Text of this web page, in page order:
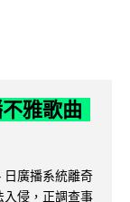
雅歌曲
日廣播系統離奇
侵，正調查事